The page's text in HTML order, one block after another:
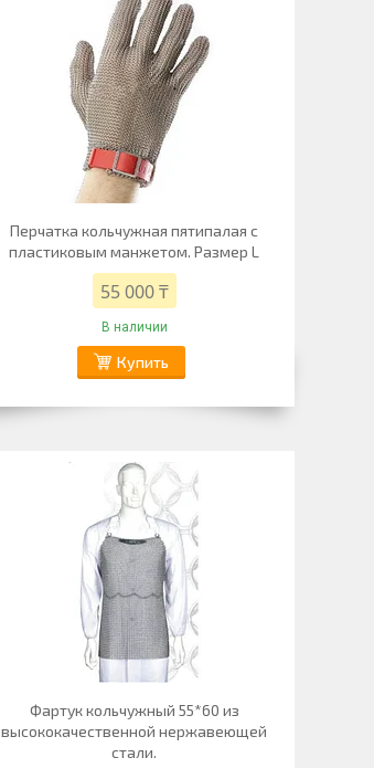
Перчатка кольчужная пятипалая с
пластиковым манжетом. Размер L
55 000 ₸
В наличии
Купить
Фартук кольчужный 55*60 из
высококачественной нержавеющей
стали.